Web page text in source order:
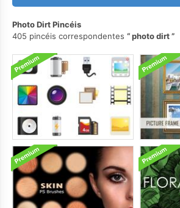
Photo Dirt Pincéis
405 pincéis correspondentes
photo dirt